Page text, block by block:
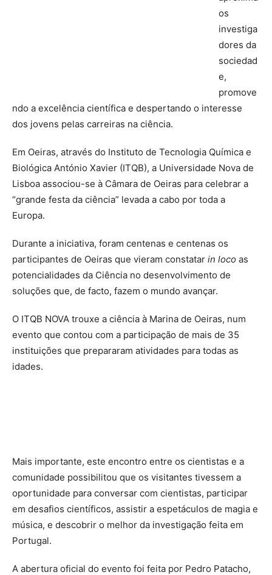
os
investiga
dores da
sociedad
e,
promove
ndo a excelência científica e despertando o interesse
dos jovens pelas carreiras na ciência.
Em Oeiras, através do Instituto de Tecnologia Química e
Biológica António Xavier (ITQB), a Universidade Nova de
Lisboa associou-se à Câmara de Oeiras para celebrar a
“grande festa da ciência” levada a cabo por toda a
Europa.
Durante a iniciativa, foram centenas e centenas os
participantes de Oeiras que vieram constatar in loco as
potencialidades da Ciência no desenvolvimento de
soluções que, de facto, fazem o mundo avançar.
O ITQB NOVA trouxe a ciência à Marina de Oeiras, num
evento que contou com a participação de mais de 35
instituições que prepararam atividades para todas as
idades.
Mais importante, este encontro entre os cientistas e a
comunidade possibilitou que os visitantes tivessem a
oportunidade para conversar com cientistas, participar
em desafios científicos, assistir a espetáculos de magia e
música, e descobrir o melhor da investigação feita em
Portugal.
A abertura oficial do evento foi feita por Pedro Patacho,